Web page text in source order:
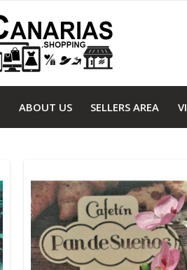
ABOUT US SELLERS AREA